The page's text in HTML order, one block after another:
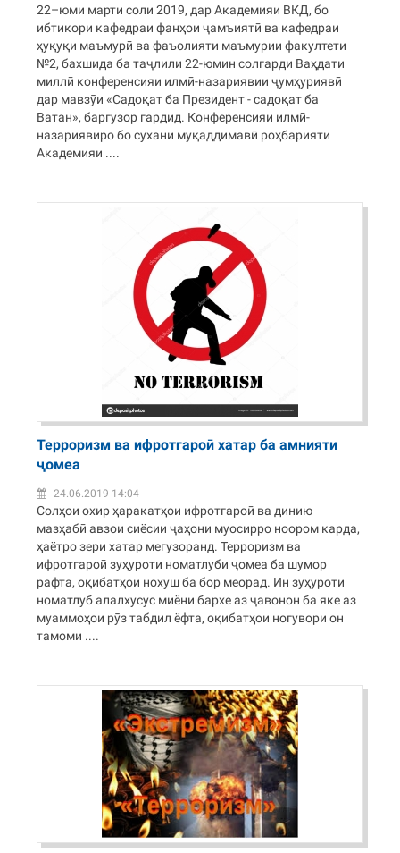
22–юми марти соли 2019, дар Академияи ВКД, бо
ибтикори кафедраи фанҳои ҷамъиятӣ ва кафедраи
ҳуқуқи маъмурӣ ва фаъолияти маъмурии факултети
№2, бахшида ба таҷлили 22-юмин солгарди Ваҳдати
миллӣ конференсияи илмӣ-назариявии ҷумҳуриявӣ
дар мавзӯи «Садоқат ба Президент - садоқат ба
Ватан», баргузор гардид. Конференсияи илмӣ-
назариявиро бо сухани муқаддимавӣ роҳбарияти
Академияи ....
Терроризм ва ифротгароӣ хатар ба амнияти
ҷомеа
24.06.2019 14:04
Солҳои охир ҳаракатҳои ифротгароӣ ва динию
мазҳабӣ авзои сиёсии ҷаҳони муосирро ноором карда,
ҳаётро зери хатар мегузоранд. Терроризм ва
ифротгароӣ зуҳуроти номатлуби ҷомеа ба шумор
рафта, оқибатҳои нохуш ба бор меорад. Ин зуҳуроти
номатлуб алалхусус миёни бархе аз ҷавонон ба яке аз
муаммоҳои рӯз табдил ёфта, оқибатҳои ногувори он
тамоми ....